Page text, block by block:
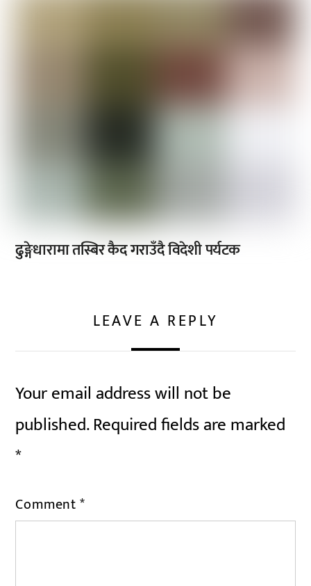
ढुङ्गेधारामा तस्बिर कैद गराउँदै विदेशी पर्यटक
LEAVE A REPLY
Your email address will not be
published.Required fields are marked
*
Comment*